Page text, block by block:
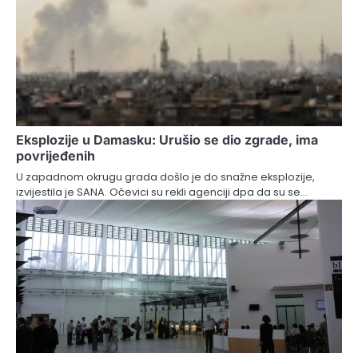
Eksplozije u Damasku: Urušio se dio zgrade, ima
povrijeđenih
U zapadnom okrugu grada došlo je do snažne eksplozije,
izvijestila je SANA. Očevici su rekli agenciji dpa da su se…